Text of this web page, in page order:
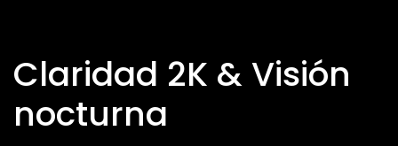
Claridad 2K & Visión
nocturna